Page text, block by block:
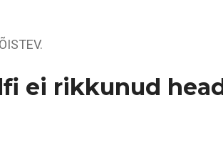
ei rikkunud